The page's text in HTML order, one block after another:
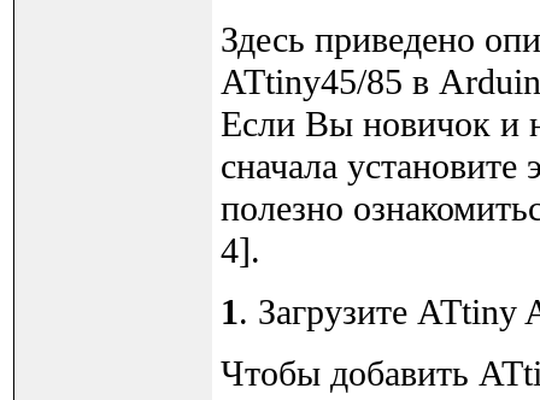
Здесь приведено
ATtiny45/85 в
Если Вы новичок и
сначала
полезно
4].
1. Загрузите ATtiny
Чтобы добавить